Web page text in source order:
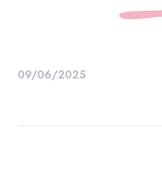
09/06/2025